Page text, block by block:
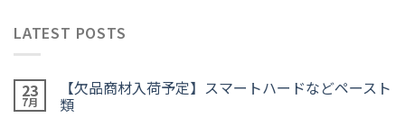
LATEST POSTS
23
7月
【欠品商材入荷予定】スマートハードなどペースト
類